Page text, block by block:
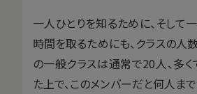
一人ひとりを知るために、そして
時間を取るためにも、クラスの人
の一般クラスは通常で20人、多
た上で、このメンバーだと何人ま